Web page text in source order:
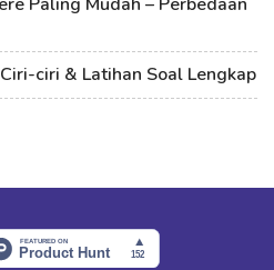
ciri & Latihan Soal Lengkap